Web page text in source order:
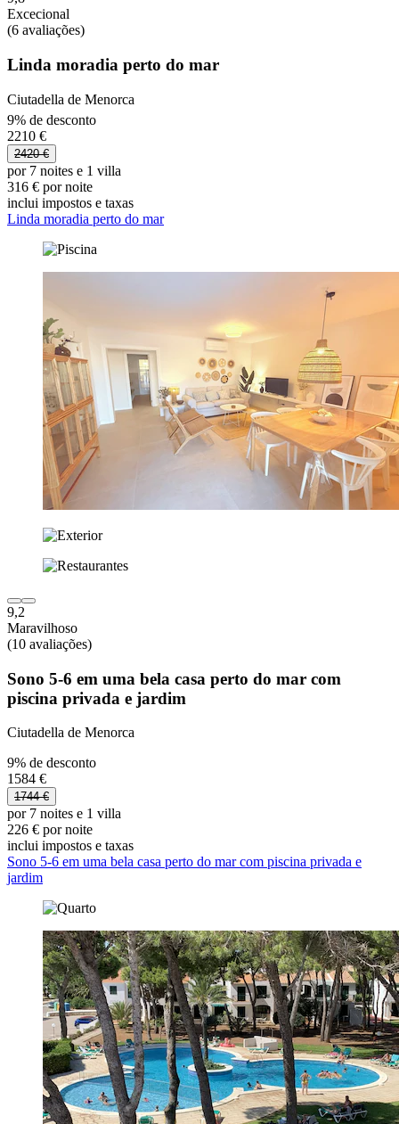
Excecional
(6 avaliações)
Linda moradia perto do mar
Ciutadella de Menorca
9% de desconto
2210 €
2420 €
por 7 noites e 1 villa
316 € por noite
inclui impostos e taxas
Linda moradia perto do mar
9,2
Maravilhoso
(10 avaliações)
Sono 5-6 em uma bela casa perto do mar com
piscina privada e jardim
Ciutadella de Menorca
9% de desconto
1584 €
1744 €
por 7 noites e 1 villa
226 € por noite
inclui impostos e taxas
Sono 5-6 em uma bela casa perto do mar com piscina privada e
jardim